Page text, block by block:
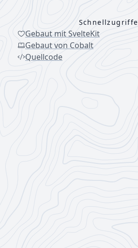
Schnellzugriffe
Gebaut mit SvelteKit
Gebaut von Cobalt
Quellcode